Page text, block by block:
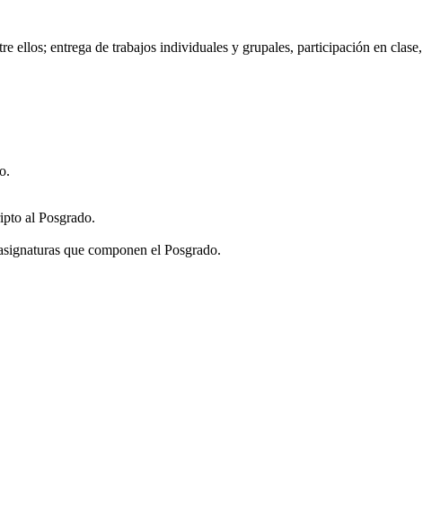
ellos; entrega de trabajos individuales y grupales, participación en clase,
al Posgrado.
que componen el Posgrado.